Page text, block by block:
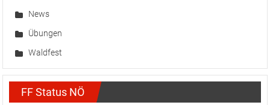
News
Übungen
Waldfest
FF Status NÖ